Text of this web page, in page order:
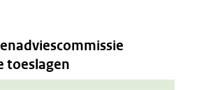
toeslagen